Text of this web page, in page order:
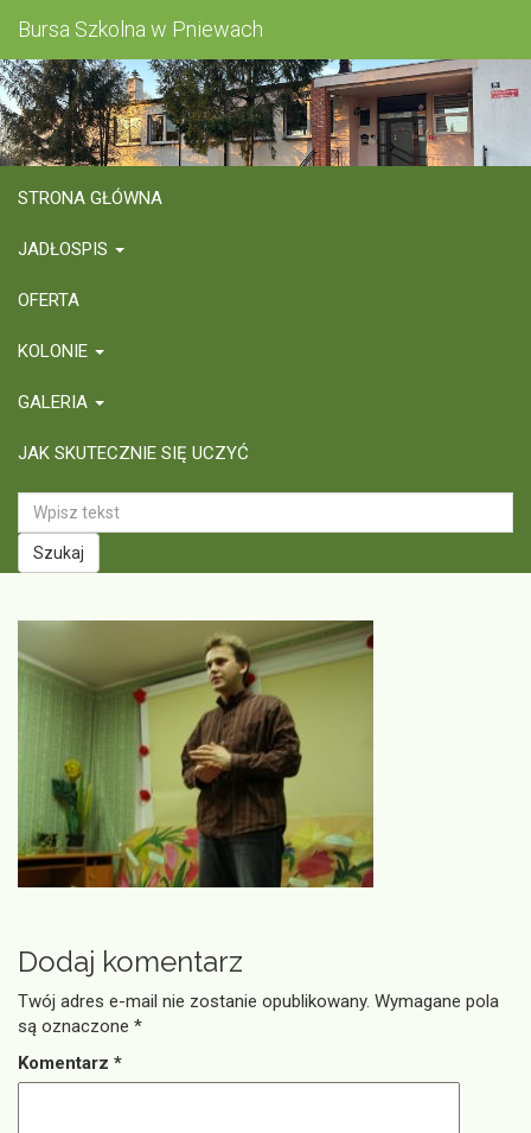
Bursa Szkolna w Pniewach
STRONA GŁÓWNA
JADŁOSPIS
OFERTA
KOLONIE
GALERIA
JAK SKUTECZNIE SIĘ UCZYĆ
Szukaj
Dodaj komentarz
Twój adres e-mail nie zostanie opublikowany. Wymagane pola
są oznaczone *
Komentarz *